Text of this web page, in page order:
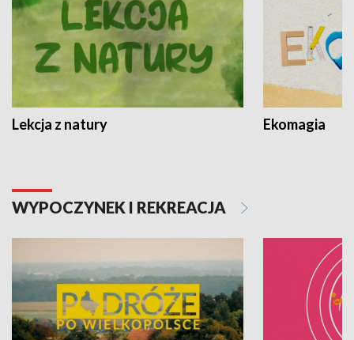
Lekcja z natury Ekomagia
WYPOCZYNEK I REKREACJA